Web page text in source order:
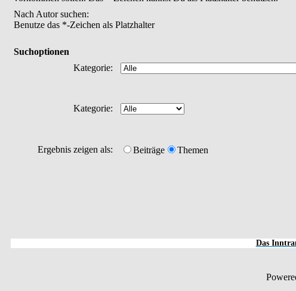
Nach Autor suchen:
Benutze das *-Zeichen als Platzhalter
Suchoptionen
Kategorie:
Kategorie:
Ergebnis zeigen als:
Beiträge Themen
Das